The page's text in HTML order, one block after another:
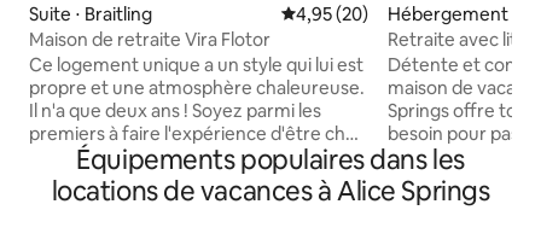
Suite ⋅ Braitling Évaluation moyenne sur la
4,95 (20)
Maison de retraite Vira Flotor
Ce logement unique a un style qui lui est
propre et une atmosphère chaleureuse.
Il n'a que deux ans ! Soyez parmi les
premiers à faire l'expérience d'être chez
vous loin de chez vous. Moderne et très
propre. Situé dans un quartier calme, sûr
et sécurisé. Secrètement attaché à
Hébergement ⋅
Retraite avec lit
piscine
Détente et
maison de
Springs offre tout
besoin pour
Profitez d'une
feu et d'un dîner
Retreat dispose
Équipements populaires dans les
locations de vacances à Alice Springs